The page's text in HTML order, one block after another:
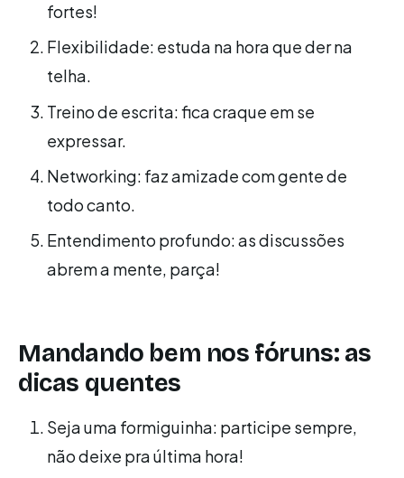
fortes!
Flexibilidade: estuda na hora que der na
telha.
Treino de escrita: fica craque em se
expressar.
Networking: faz amizade com gente de
todo canto.
Entendimento profundo: as discussões
abrem a mente, parça!
Mandando bem nos fóruns: as
dicas quentes
Seja uma formiguinha: participe sempre,
não deixe pra última hora!